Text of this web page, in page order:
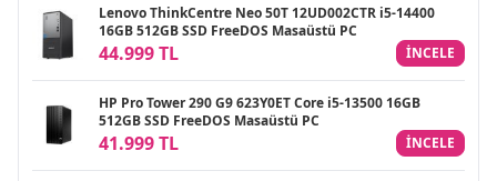
Lenovo ThinkCentre Neo 50T 12UD002CTR i5-14400
16GB 512GB SSD FreeDOS Masaüstü PC
44.999 TL INCELE
HP Pro Tower 290 G9 623Y0ET Core i5-13500 16GB
512GB SSD FreeDOS Masaüstü PC
41.999 TL INCELE